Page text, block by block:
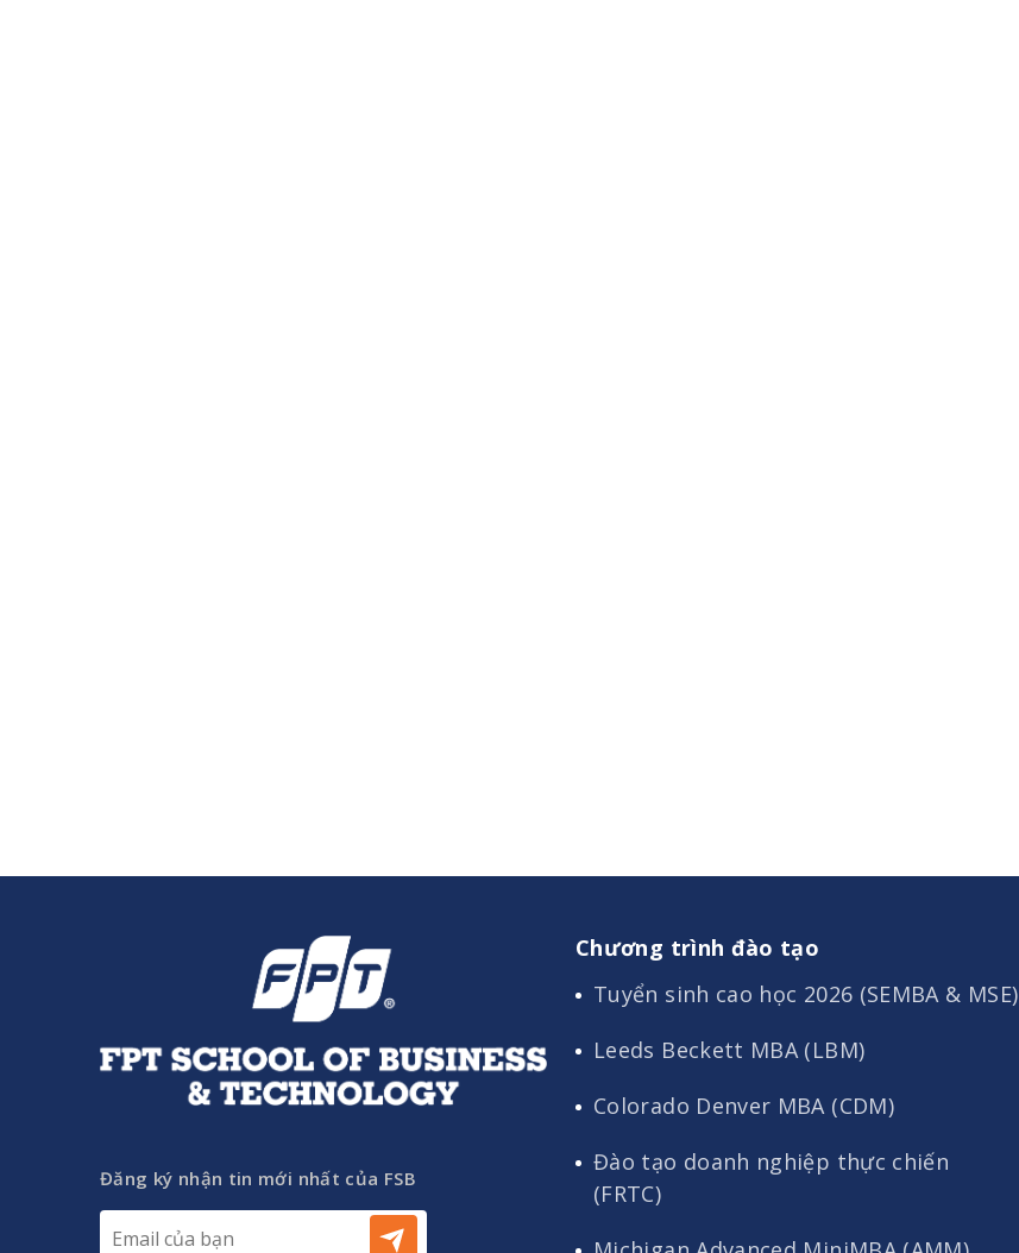
Đăng ký nhận tin mới nhất của FSB
Chương trình đào tạo
Tuyển sinh cao học 2026 (SEMBA & MSE)
Leeds Beckett MBA (LBM)
Colorado Denver MBA (CDM)
Đào tạo doanh nghiệp thực chiến
(FRTC)